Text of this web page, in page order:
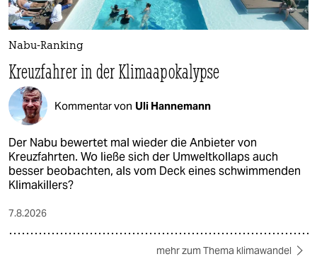
Nabu-Ranking
Kreuzfahrer in der Klimaapokalypse
Kommentar von Uli Hannemann
Der Nabu bewertet mal wieder die Anbieter von
Kreuzfahrten. Wo ließe sich der Umweltkollaps auch
besser beobachten, als vom Deck eines schwimmenden
Klimakillers?
7.8.2026
mehr zum Thema klimawandel